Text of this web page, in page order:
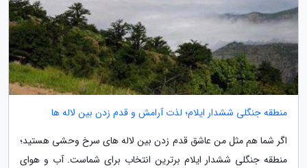
منطقه جنگلی ششدار ایلام؛ لذت آرامش و قدم زدن بین لاله ها
اگر شما هم مثل من عاشق قدم زدن بین لاله های سرخ وحشی هستید؛
منطقه جنگلی ششدار ایلام برترین انتخاب برای شماست. آب و هوای